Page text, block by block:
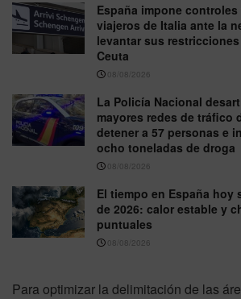
España impone
viajeros de Italia ante la
levantar sus
Ceuta
08/08/2026
La Policía Nacional
mayores redes de tráfico
detener a 57 personas e
ocho toneladas de droga
08/08/2026
El tiempo en España hoy
de 2026: calor estable y
puntuales
08/08/2026
Para optimizar la delimitación de las